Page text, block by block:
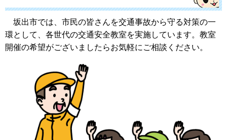
坂出市では、市民の皆さんを交通事故から守る対策の一
環として、各世代の交通安全教室を実施しています。教室
開催の希望がございましたらお気軽にご相談ください。